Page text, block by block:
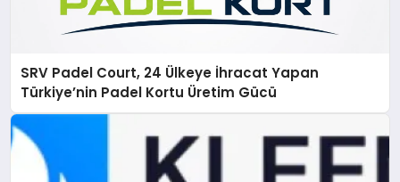
SRV Padel Court, 24 Ülkeye İhracat Yapan
Türkiye’nin Padel Kortu Üretim Gücü